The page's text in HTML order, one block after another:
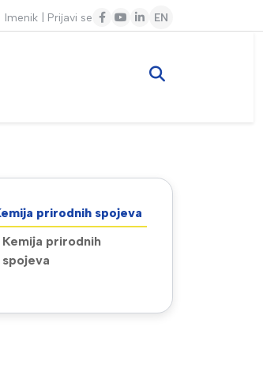
Imenik Prijavi se EN
prirodnih spojeva
Kemija prirodnih
spojeva